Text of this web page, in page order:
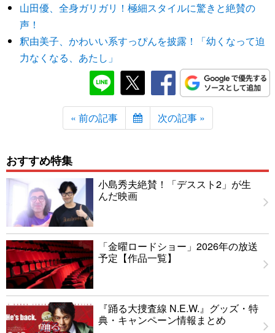
山田優、全身ガリガリ！極細スタイルに驚きと絶賛の
声！
釈由美子、かわいい系すっぴんを披露！「幼くなって迫
力なくなる、あたし」
« 前の記事 次の記事 »
おすすめ特集
小島秀夫絶賛！「デススト2」が生
んだ映画
「金曜ロードショー」2026年の放送
予定【作品一覧】
『踊る大捜査線 N.E.W.』グッズ・特
典・キャンペーン情報まとめ